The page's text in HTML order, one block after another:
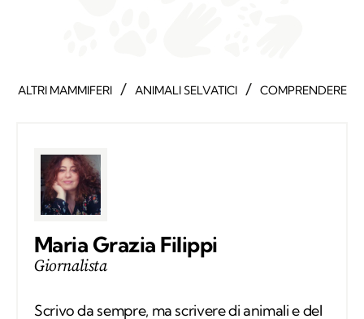
ALTRI MAMMIFERI / ANIMALI SELVATICI / COMPRENDERE
Maria Grazia Filippi
Giornalista
Scrivo da sempre, ma scrivere di animali e del